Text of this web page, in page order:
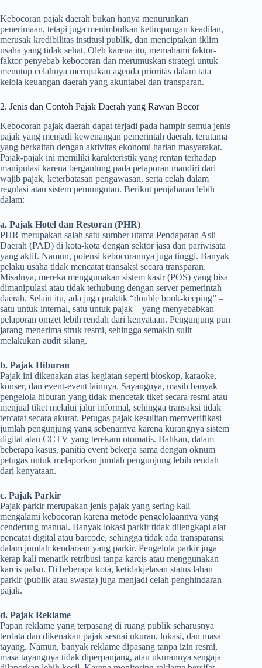
Kebocoran pajak daerah bukan hanya menurunkan
penerimaan, tetapi juga menimbulkan ketimpangan keadilan,
merusak kredibilitas institusi publik, dan menciptakan iklim
usaha yang tidak sehat. Oleh karena itu, memahami faktor-
faktor penyebab kebocoran dan merumuskan strategi untuk
menutup celahnya merupakan agenda prioritas dalam tata
kelola keuangan daerah yang akuntabel dan transparan.
2. Jenis dan Contoh Pajak Daerah yang Rawan Bocor
Kebocoran pajak daerah dapat terjadi pada hampir semua jenis
pajak yang menjadi kewenangan pemerintah daerah, terutama
yang berkaitan dengan aktivitas ekonomi harian masyarakat.
Pajak-pajak ini memiliki karakteristik yang rentan terhadap
manipulasi karena bergantung pada pelaporan mandiri dari
wajib pajak, keterbatasan pengawasan, serta celah dalam
regulasi atau sistem pemungutan. Berikut penjabaran lebih
dalam:
a. Pajak Hotel dan Restoran (PHR)
PHR merupakan salah satu sumber utama Pendapatan Asli
Daerah (PAD) di kota-kota dengan sektor jasa dan pariwisata
yang aktif. Namun, potensi kebocorannya juga tinggi. Banyak
pelaku usaha tidak mencatat transaksi secara transparan.
Misalnya, mereka menggunakan sistem kasir (POS) yang bisa
dimanipulasi atau tidak terhubung dengan server pemerintah
daerah. Selain itu, ada juga praktik “double book-keeping” –
satu untuk internal, satu untuk pajak – yang menyebabkan
pelaporan omzet lebih rendah dari kenyataan. Pengunjung pun
jarang menerima struk resmi, sehingga semakin sulit
melakukan audit silang.
b. Pajak Hiburan
Pajak ini dikenakan atas kegiatan seperti bioskop, karaoke,
konser, dan event-event lainnya. Sayangnya, masih banyak
pengelola hiburan yang tidak mencetak tiket secara resmi atau
menjual tiket melalui jalur informal, sehingga transaksi tidak
tercatat secara akurat. Petugas pajak kesulitan memverifikasi
jumlah pengunjung yang sebenarnya karena kurangnya sistem
digital atau CCTV yang terekam otomatis. Bahkan, dalam
beberapa kasus, panitia event bekerja sama dengan oknum
petugas untuk melaporkan jumlah pengunjung lebih rendah
dari kenyataan.
c. Pajak Parkir
Pajak parkir merupakan jenis pajak yang sering kali
mengalami kebocoran karena metode pengelolaannya yang
cenderung manual. Banyak lokasi parkir tidak dilengkapi alat
pencatat digital atau barcode, sehingga tidak ada transparansi
dalam jumlah kendaraan yang parkir. Pengelola parkir juga
kerap kali menarik retribusi tanpa karcis atau menggunakan
karcis palsu. Di beberapa kota, ketidakjelasan status lahan
parkir (publik atau swasta) juga menjadi celah penghindaran
pajak.
d. Pajak Reklame
Papan reklame yang terpasang di ruang publik seharusnya
terdata dan dikenakan pajak sesuai ukuran, lokasi, dan masa
tayang. Namun, banyak reklame dipasang tanpa izin resmi,
masa tayangnya tidak diperpanjang, atau ukurannya sengaja